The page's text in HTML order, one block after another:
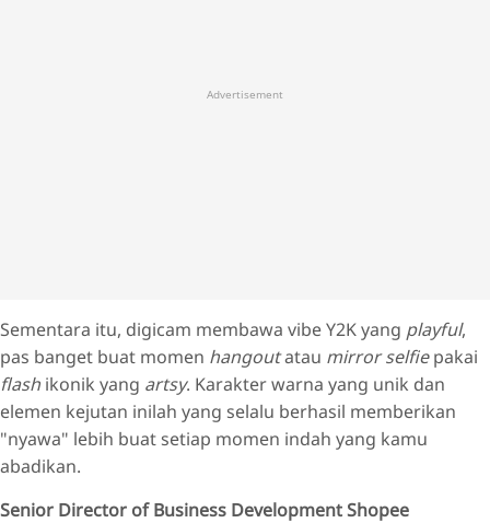
Advertisement
Sementara itu, digicam membawa vibe Y2K yang playful,
pas banget buat momen hangoutatau mirror selfiepakai
flash ikonik yang artsy. Karakter warna yang unik dan
elemen kejutan inilah yang selalu berhasil memberikan
"nyawa" lebih buat setiap momen indah yang kamu
abadikan.
Senior Director of Business Development Shopee